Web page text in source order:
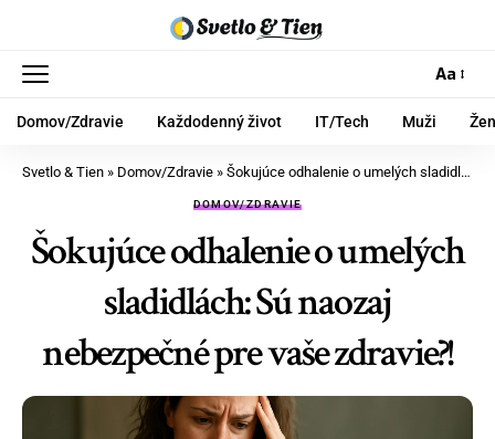
Aa
Domov/Zdravie Každodenný život IT/Tech Muži
Svetlo & Tien » Domov/Zdravie » Šokujúce odhalenie o umelých sladidlách: Sú naozaj nebezpečné pre vaše zdravie?!
DOMOV/ZDRAVIE
Šokujúce odhalenie o umelých
sladidlách: Sú naozaj
nebezpečné pre vaše zdravie?!